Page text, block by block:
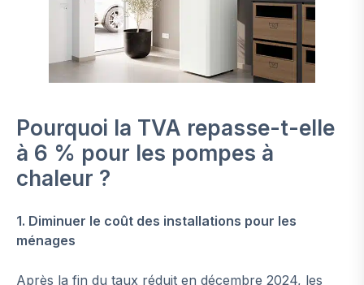
Pourquoi la TVA repasse-t-elle
à 6 % pour les pompes à
chaleur ?
1. Diminuer le coût des installations pour les
ménages
Après la fin du taux réduit en décembre 2024, les